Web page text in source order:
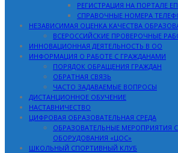
РЕГИСТРАЦИЯ НА ПОРТАЛЕ
СПРАВОЧНЫЕ НОМЕРА
НЕЗАВИСИМАЯ ОЦЕНКА КАЧЕСТВА
ВСЕРОССИЙСКИЕ ПРОВЕРОЧНЫЕ
ИННОВАЦИОННАЯ ДЕЯТЕЛЬНОСТЬ В ОО
ИНФОРМАЦИЯ О РАБОТЕ С ГРАЖДАНАМИ
ПОРЯДОК ОБРАЩЕНИЯ ГРАЖДАН
ОБРАТНАЯ СВЯЗЬ
ЧАСТО ЗАДАВАЕМЫЕ ВОПРОСЫ
ДИСТАНЦИОННОЕ ОБУЧЕНИЕ
НАСТАВНИЧЕСТВО
ЦИФРОВАЯ ОБРАЗОВАТЕЛЬНАЯ СРЕДА
ОБРАЗОВАТЕЛЬНЫЕ МЕРОПРИЯТИЯ
ОБОРУДОВАНИЯ «ЦОС»
ШКОЛЬНЫЙ СПОРТИВНЫЙ КЛУБ